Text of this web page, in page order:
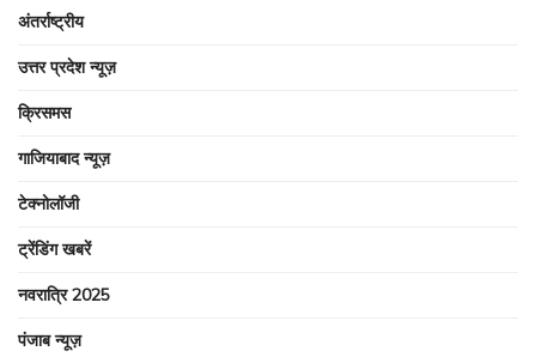
अंतर्राष्ट्रीय
उत्तर प्रदेश न्यूज़
क्रिसमस
गाजियाबाद न्यूज़
टेक्नोलॉजी
ट्रेंडिंग खबरें
नवरात्रि 2025
पंजाब न्यूज़